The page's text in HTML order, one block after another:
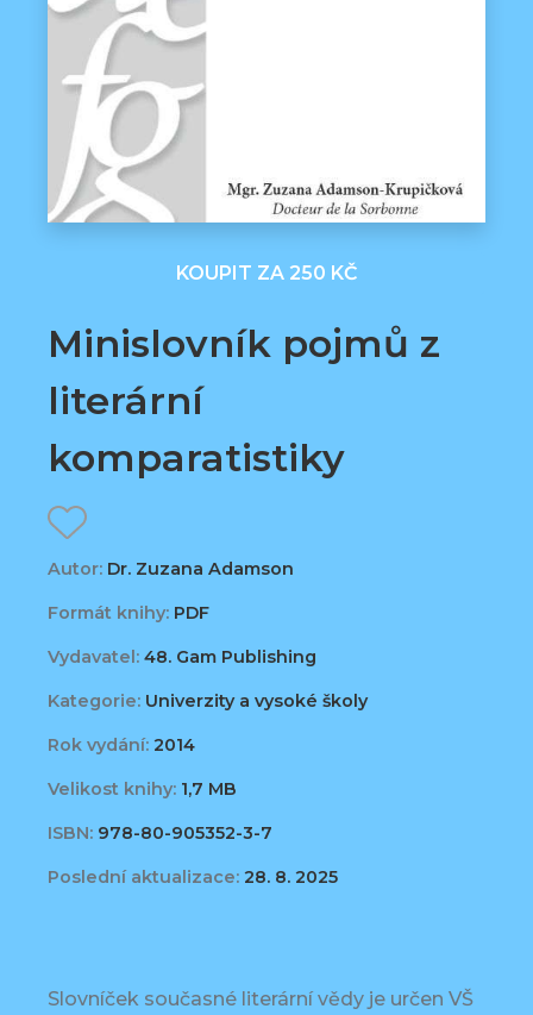
KOUPIT ZA 250 KČ
Minislovník pojmů z
literární
komparatistiky
Autor: Dr. Zuzana Adamson
Formát knihy: PDF
Vydavatel: 48. Gam Publishing
Kategorie: Univerzity a vysoké školy
Rok vydání: 2014
Velikost knihy: 1,7 MB
ISBN: 978-80-905352-3-7
Poslední aktualizace: 28. 8. 2025
Slovníček současné literární vědy je určen VŠ